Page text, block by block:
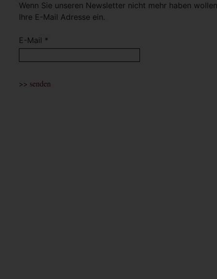
Wenn Sie unseren Newsletter nicht mehr haben
Ihre E-Mail Adresse ein.
E-Mail *